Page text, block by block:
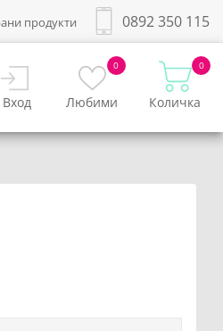
0892 350 115
продукти
Вход
0
Любими
0
Количка